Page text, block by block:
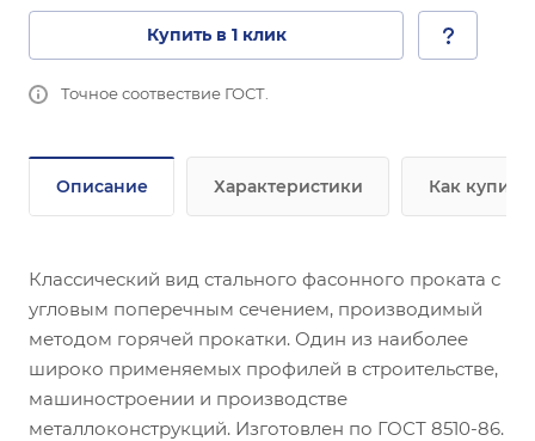
Купить в 1 клик
Точное соотвествие ГОСТ.
Описание Характеристики Как купить
Классический вид стального фасонного проката с
угловым поперечным сечением, производимый
методом горячей прокатки. Один из наиболее
широко применяемых профилей в строительстве,
машиностроении и производстве
металлоконструкций. Изготовлен по ГОСТ 8510-86.